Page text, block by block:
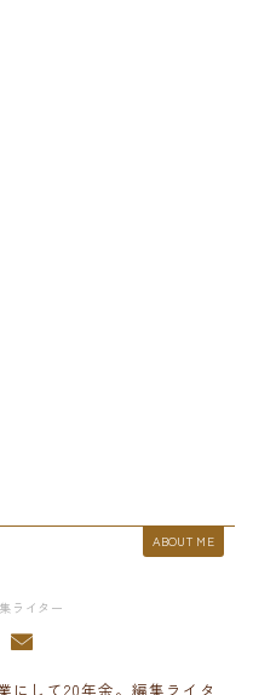
ABOUT ME
ライター
にして20年余。編集ライタ